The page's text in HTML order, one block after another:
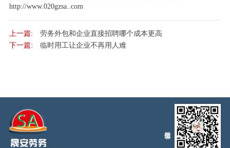
http://www.020gzsa..com
上一篇:
劳务外包和企业直接招聘哪个成本更高
下一篇:
临时用工让企业不再用人难